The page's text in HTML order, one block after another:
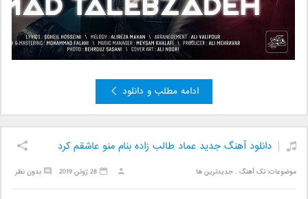
ادامه مطلب و دانلود
دانلود آهنگ جدید عماد طالب زاده بنام منو عاشقم کرد
موضوعات:تک آهنگ ,جدیدترین ها بدون نظر 28 ژوئن 2019